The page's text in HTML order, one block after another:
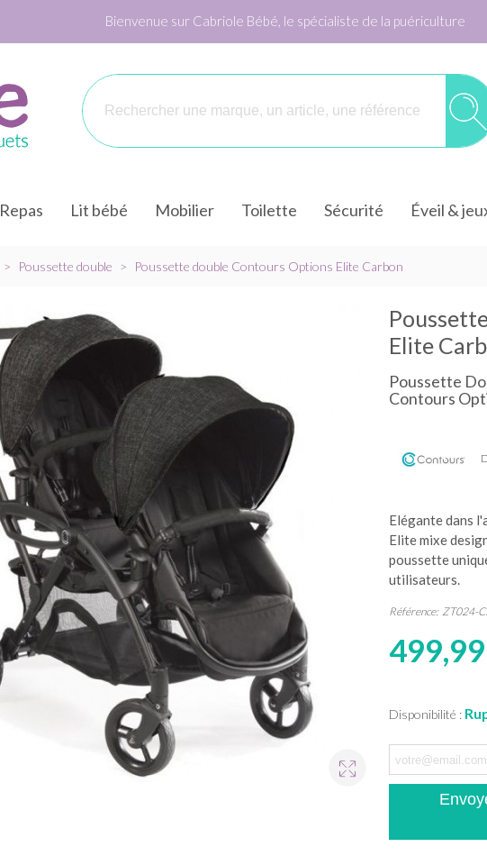
Bienvenue sur Cabriole Bébé, le spécialiste de la puériculture
Repas Lit bébé Mobilier Toilette Sécurité Éveil &
> Poussette double > Poussette double Contours Options Elite Carbon
Elite
Poussette
Contours
Elégante dans
Elite mixe
poussette
utilisateurs.
Référence: ZT024-
Disponibilité :